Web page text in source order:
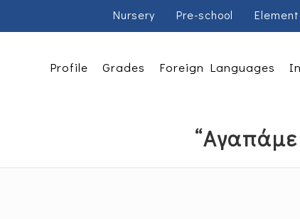
Nursery Pre-school
Profile Grades Foreign Languages
“Αγαπάμε